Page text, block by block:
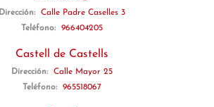
Dirección:
Calle Padre Caselles 3
Teléfono:
966404205
Castell de Castells
Dirección:
Calle Mayor 25
Teléfono:
965518067